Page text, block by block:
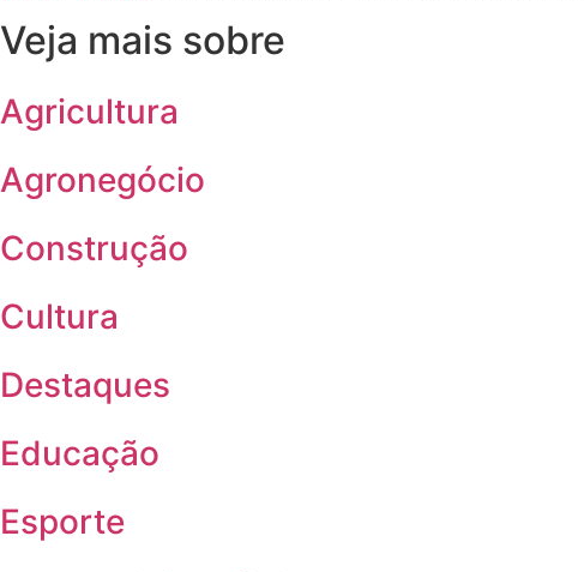
Veja mais sobre
Agricultura
Agronegócio
Construção
Cultura
Destaques
Educação
Esporte